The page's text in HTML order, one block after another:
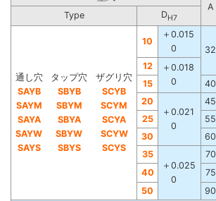
A
Type
DH7
通し穴
SAYB
SAYM
SAYA
SAYW
SAYS
タップ穴
SBYB
SBYM
SBYA
SBYW
SBYS
ザグリ穴
SCYB
SCYM
SCYA
SCYW
SCYS
10
＋0.015
0
32
12
＋0.018
0
15
40
20
＋0.021
0
45
25
55
30
60
35
＋0.025
0
70
40
75
50
90